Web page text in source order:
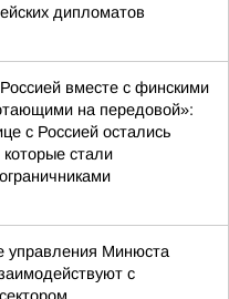
дипломатов
вместе с финскими
на передовой»:
с Россией остались
стали
управления Минюста
с